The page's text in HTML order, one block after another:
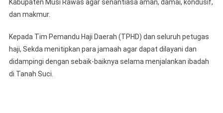
Kabupaten Musi Rawas agar senantiasa aman, damai, kondusif,
dan makmur.
‎Kepada Tim Pemandu Haji Daerah (TPHD) dan seluruh petugas
haji, Sekda menitipkan para jamaah agar dapat dilayani dan
didampingi dengan sebaik-baiknya selama menjalankan ibadah
di Tanah Suci.